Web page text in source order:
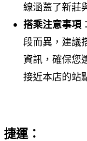
線涵蓋了新莊
搭乘注意事項
段而異，建議
資訊，確保您
接近本店的站
捷運：